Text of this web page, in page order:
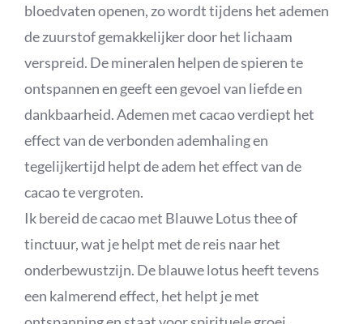
bloedvaten openen, zo wordt tijdens het ademen
de zuurstof gemakkelijker door het lichaam
verspreid. De mineralen helpen de spieren te
ontspannen en geeft een gevoel van liefde en
dankbaarheid. Ademen met cacao verdiept het
effect van de verbonden ademhaling en
tegelijkertijd helpt de adem het effect van de
cacao te vergroten.
Ik bereid de cacao met Blauwe Lotus thee of
tinctuur, wat je helpt met de reis naar het
onderbewustzijn. De blauwe lotus heeft tevens
een kalmerend effect, het helpt je met